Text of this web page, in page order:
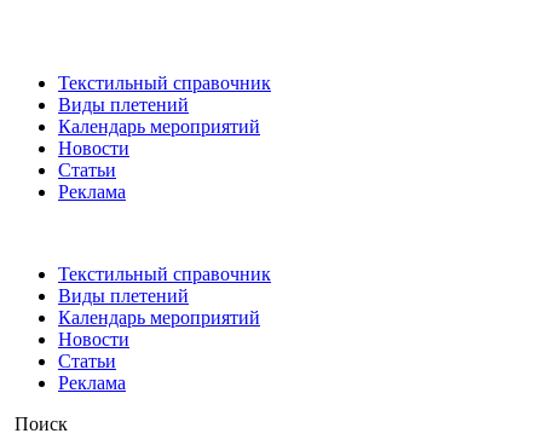
Текстильный справочник
Виды плетений
Календарь мероприятий
Новости
Статьи
Реклама
Текстильный справочник
Виды плетений
Календарь мероприятий
Новости
Статьи
Реклама
Поиск